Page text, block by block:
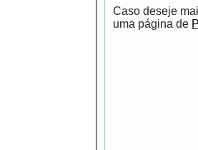
Caso deseje
uma página de